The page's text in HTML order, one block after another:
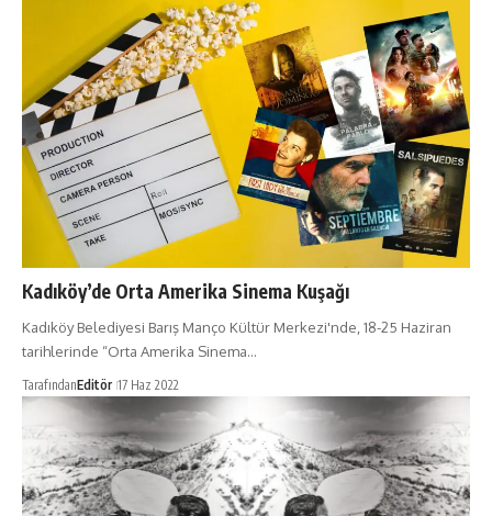
Kadıköy’de Orta Amerika Sinema Kuşağı
Kadıköy Belediyesi Barış Manço Kültür Merkezi'nde, 18-25 Haziran
tarihlerinde “Orta Amerika Sinema…
TarafındanEditör 17 Haz 2022